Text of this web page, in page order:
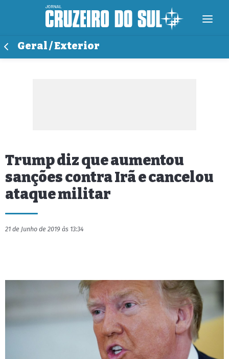
Geral / Exterior
Trump diz que aumentou
sanções contra Irã e cancelou
ataque militar
21 de Junho de 2019 às 13:34